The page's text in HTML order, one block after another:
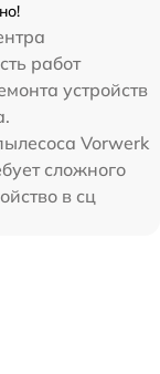
работ
устройств
Vorwerk
сложного
в сц